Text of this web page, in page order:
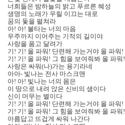
너희들은 밤하늘의 밝고 푸르른 혜성
생명의 노래가 우릴 이끄는 대로
꿈의 돛을 펼쳐라
아! 아! 불타는 너의 마음
우주까지 이어주는 기적의 길이야
사랑을 품고 달려가
기! 기! 올 파워! 단련해 가는거야 올 파워!
기! 기! 올 파워! 그 힘을 보여줘봐 올 파워!
사랑은 싸워(나)가는 용기라네
아아- 빛나는 전사 마스크맨
아! 아! 빛나는 너의 몸은
이 땅으로 내려 앉은 신비의 샘이다
신이 머무는 별이다
기! 기! 올 파워! 단련해 가는거야 올 파워!
기! 기! 올 파워! 그 힘을 보여줘봐 올 파워!
아름답고 뜨겁게 싸워 나간다